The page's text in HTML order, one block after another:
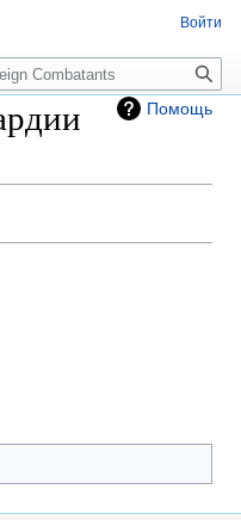
Помощь
Войти